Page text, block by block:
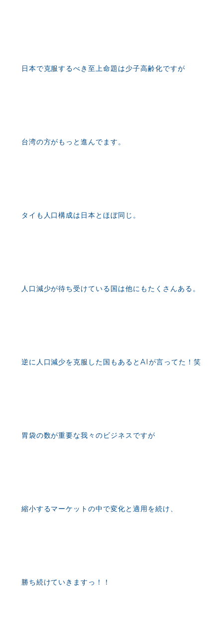
日本で克服するべき至上命題は少子高齢化ですが
台湾の方がもっと進んでます。
タイも人口構成は日本とほぼ同じ。
人口減少が待ち受けている国は他にもたくさんある。
逆に人口減少を克服した国もあるとAIが言ってた！笑
胃袋の数が重要な我々のビジネスですが
縮小するマーケットの中で変化と適用を続け、
勝ち続けていきますっ！！